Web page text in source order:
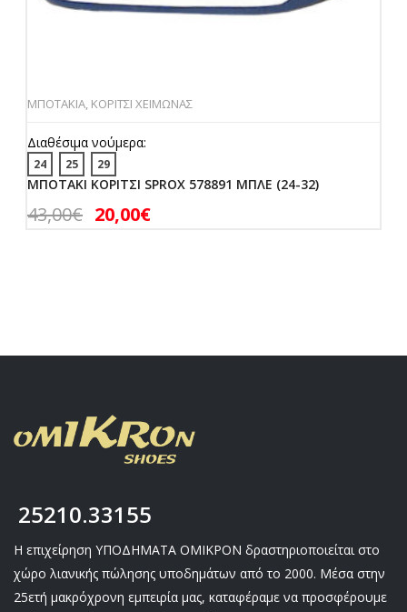
ΜΠΟΤΑΚΙΑ, ΚΟΡΙΤΣΙ ΧΕΙΜΩΝΑΣ
Διαθέσιμα νούμερα:
24 25 29
ΜΠΟΤΑΚΙ ΚΟΡΙΤΣΙ SPROX 578891 ΜΠΛΕ (24-32)
43,00€ 20,00€
25210.33155
Η επιχείρηση ΥΠΟΔΗΜΑΤΑ ΟΜΙΚΡΟΝ δραστηριοποιείται στο
χώρο λιανικής πώλησης υποδημάτων από το 2000. Μέσα στην
25ετή μακρόχρονη εμπειρία μας, καταφέραμε να προσφέρουμε